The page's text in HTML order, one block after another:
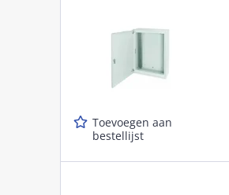
Toevoegen aan
bestellijst